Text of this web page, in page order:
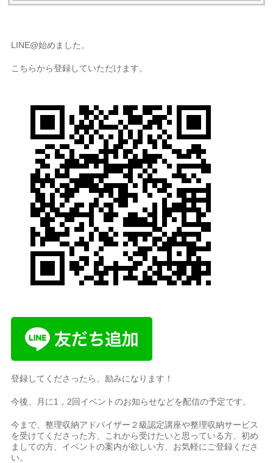
LINE@始めました。
こちらから登録していただけます。
登録してくださったら、励みになります！
今後、月に1，2回イベントのお知らせなどを配信の予定です。
今まで、整理収納アドバイザー２級認定講座や整理収納サービス
を受けてくださった方、これから受けたいと思っている方、初め
ましての方、イベントの案内が欲しい方、お気軽にご登録くださ
い。